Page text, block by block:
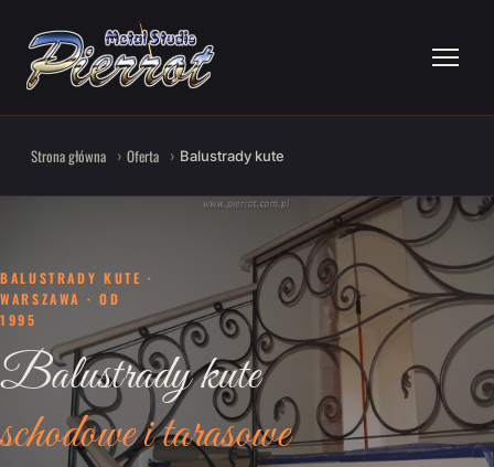
Strona główna Oferta Balustrady kute
BALUSTRADY KUTE ·
WARSZAWA · OD
1995
Balustrady kute
schodowe i tarasowe